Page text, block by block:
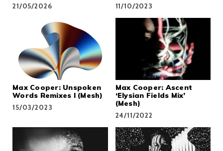
21/05/2026 11/10/2023
Max Cooper: Unspoken
Words Remixes I (Mesh)
15/03/2023
Max Cooper: Ascent
‘Elysian Fields Mix’
(Mesh)
24/11/2022